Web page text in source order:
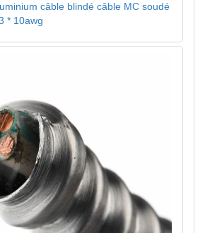
câble blindé câble MC soudé
* 10awg